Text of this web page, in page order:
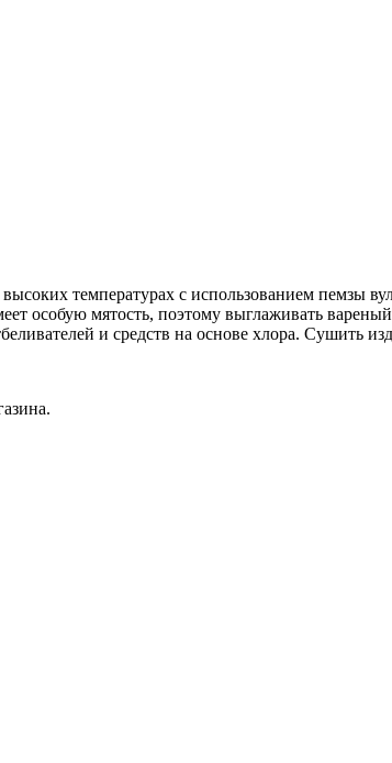
температурах с использованием пемзы
особую мятость, поэтому выглаживать
и средств на основе хлора. Сушить